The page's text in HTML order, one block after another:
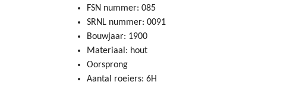
FSN nummer: 085
SRNL nummer: 0091
Bouwjaar: 1900
Materiaal: hout
Oorsprong
Aantal roeiers: 6H